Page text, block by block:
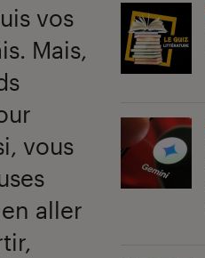
vos
Mais,
vous
aller